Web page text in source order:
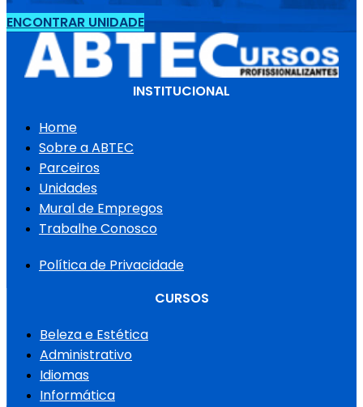
ENCONTRAR UNIDADE
INSTITUCIONAL
Home
Sobre a ABTEC
Parceiros
Unidades
Mural de Empregos
Trabalhe Conosco
Política de Privacidade
CURSOS
Beleza e Estética
Administrativo
Idiomas
Informática